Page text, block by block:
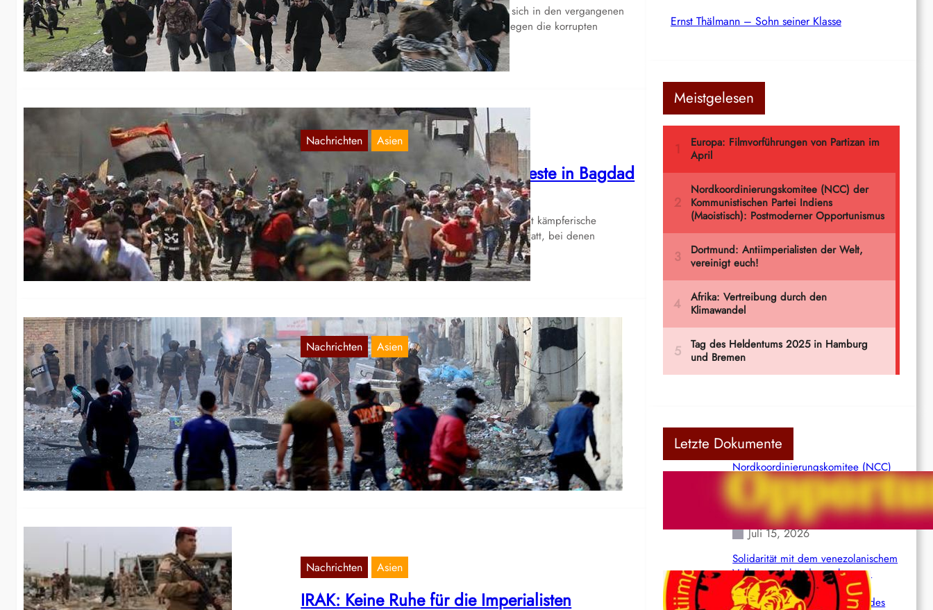
Die Widersprüche in irakisch Kurdistan haben sich in den vergangenen
Wochen stark zugespitzt. Das Volk rebelliert gegen die korrupten
Regierungsparteien,…
Nachrichten Asien
IRAK: Kämpferische Massenproteste in Bagdad
Juli 27, 2020
Am Montag, dem 27. Juli, fanden in Bagdad erneut kämpferische
Massenproteste gegen die Marionettenregierung statt, bei denen
reaktionäre Kräfte zwei…
Nachrichten Asien
IRAK: Proteste und Kämpfe gegen die
Regierung
Mai 2, 2020
Am Montag, den 27. April, fanden im Gouvernorat Dhi-Qar im Süden
des Irak Proteste und Kämpfe gegen die Sicherheitskräfte…
Nachrichten Asien
IRAK: Keine Ruhe für die Imperialisten
Ernst Thälmann – Sohn seiner Klasse
Meistgelesen
Letzte Dokumente
Nordkoordinierungskomitee (NCC)
der Kommunistischen Partei Indiens
(Maoistisch): Postmoderner
Opportunismus
Juli 15, 2026
Solidarität mit dem venezolanischem
Volk angesichts der verlorenen
Leben und der katastrophalen
Situation durch die Erdbeben des